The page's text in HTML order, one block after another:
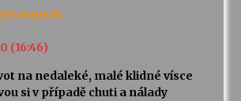
napsal:
(16:46)
na nedaleké, malé klidné vísce
si v případě chuti a nálady